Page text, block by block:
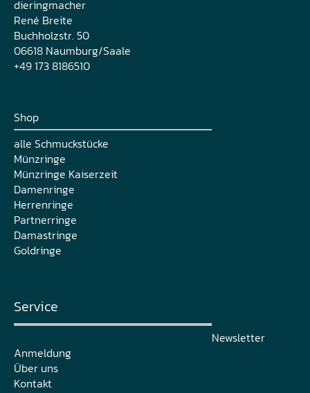
dieringmacher
René Breite
Buchholzstr. 50
06618 Naumburg/Saale
+49 173 8186510
Shop
alle Schmuckstücke
Münzringe
Münzringe Kaiserzeit
Damenringe
Herrenringe
Partnerringe
Damastringe
Goldringe
Service
Newsletter
Anmeldung
Über uns
Kontakt